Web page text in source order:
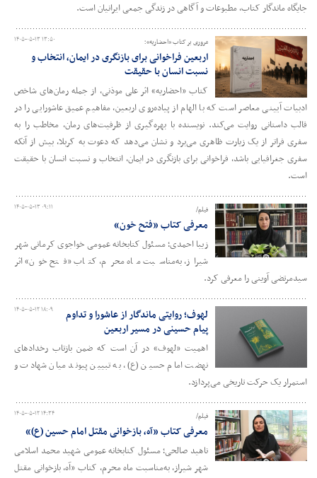
جایگاه ماندگار کتاب، مطبوعات و آگاهی در زندگی جمعی ایرانیان است.
۱۴۰۵-۰۵-۱۳ ۱۳:۵۰ مروری بر کتاب «احضاریه»؛
اربعین فراخوانی برای بازنگری در ایمان، انتخاب و
نسبت انسان با حقیقت
کتاب «احضاریه» اثر علی موذنی، از جمله رمان‌های شاخص
ادبیات آیینی معاصر است که با الهام از پیاده‌روی اربعین، مفاهیم عمیق عاشورایی را در
قالب داستانی روایت می‌کند. نویسنده با بهره‌گیری از ظرفیت‌های رمان، مخاطب را به
سفری فراتر از یک زیارت ظاهری می‌برد و نشان می‌دهد که دعوت به کربلا، بیش از آنکه
سفری جغرافیایی باشد، فراخوانی برای بازنگری در ایمان، انتخاب و نسبت انسان با حقیقت
است.
۱۴۰۵-۰۵-۱۳ ۰۹:۱۱ فیلم/
معرفی کتاب «فتح خون»
زیبا احمدی؛ مسئول کتابخانه عمومی خواجوی کرمانی شهر
شیراز، به‌مناسبت ماه محرم، کتاب «فتح خون» اثر
سیدمرتضی آوینی را معرفی کرد.
۱۴۰۵-۰۵-۱۲ ۱۸:۰۹
لهوف؛ روایتی ماندگار از عاشورا و تداوم
پیام حسینی در مسیر اربعین
اهمیت «لهوف» در آن است که ضمن بازتاب رخدادهای
نهضت امام حسین (ع)، به تبیین پیوند میان شهادت و
استمرار یک حرکت تاریخی می‌پردازد.
۱۴۰۵-۰۵-۱۲ ۱۴:۳۴ فیلم/
معرفی کتاب «آه، بازخوانی مقتل امام حسین (ع)»
ناهید صالحی؛ مسئول کتابخانه عمومی شهید محمد اسلامی
شهر شیراز، به‌مناسبت ماه محرم، کتاب «آه، بازخوانی مقتل